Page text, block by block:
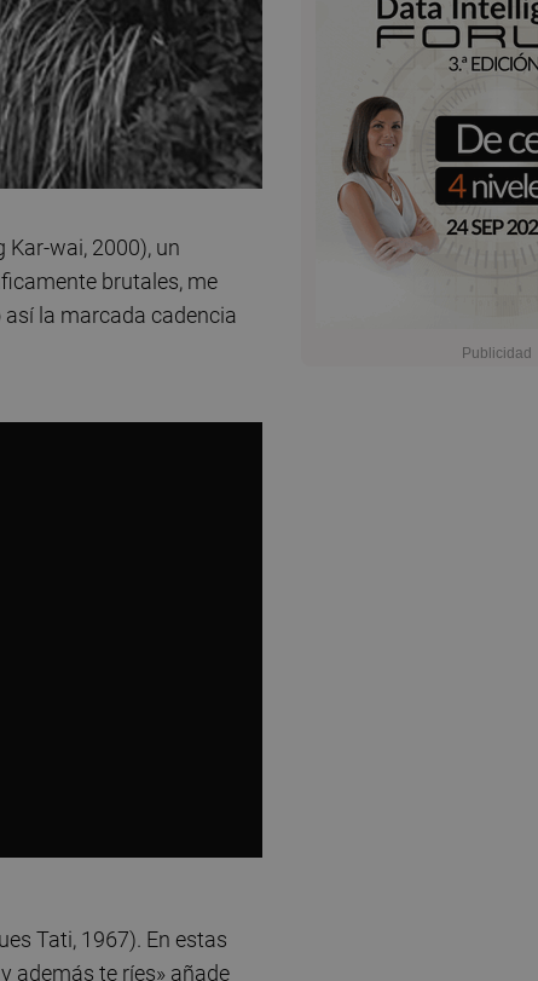
Kar-wai, 2000), un
brutales, me
la marcada cadencia
Tati, 1967). En estas
además te ríes» añade